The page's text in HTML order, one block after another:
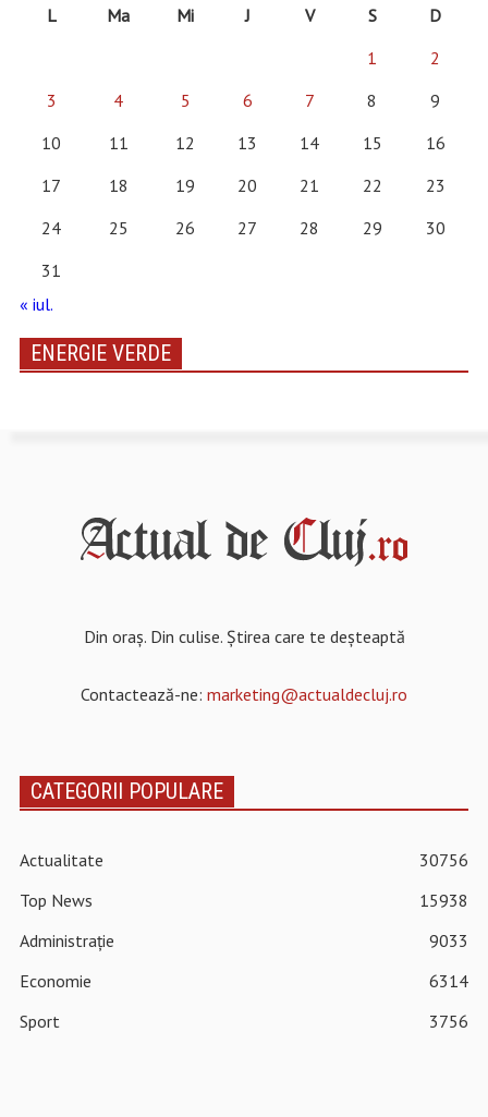
L
Ma Mi J V S
D
1
2
3
4 5 6 7 8
9
10
11 12 13 14 15
16
17
18 19 20 21 22
23
24
25 26 27 28 29
30
31
« iul.
ENERGIE VERDE
Din oraș. Din culise. Știrea care te deșteaptă
Contactează-ne: marketing@actualdecluj.ro
CATEGORII POPULARE
Actualitate
30756
Top News
15938
Administrație
9033
Economie
6314
Sport
3756